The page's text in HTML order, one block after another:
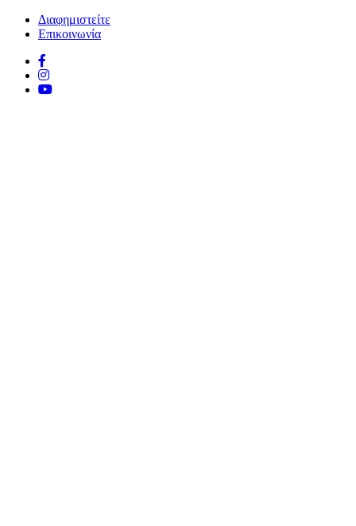
Διαφημιστείτε
Επικοινωνία